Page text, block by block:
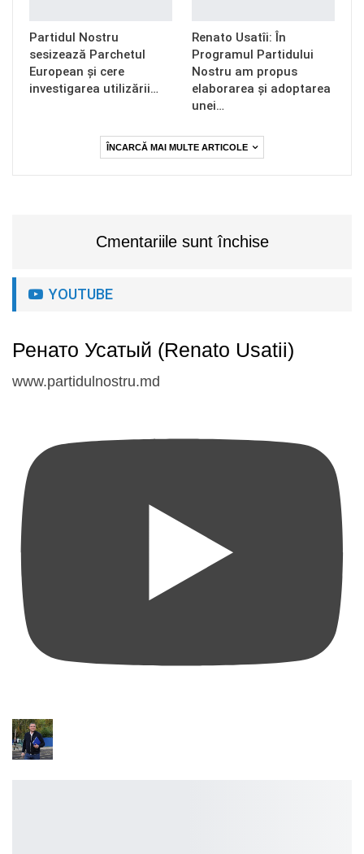
Partidul Nostru
sesizează Parchetul
European și cere
investigarea utilizării…
Renato Usatîi: În
Programul Partidului
Nostru am propus
elaborarea și adoptarea
unei…
ÎNCARCĂ MAI MULTE ARTICOLE
Cmentariile sunt închise
YOUTUBE
Ренато Усатый (Renato Usatii)
www.partidulnostru.md